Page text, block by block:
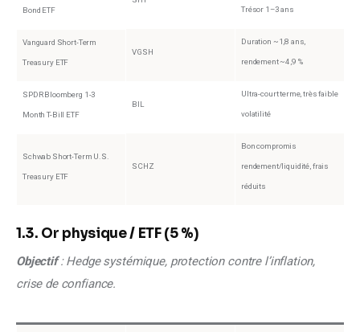
Bond ETF Trésor 1–3 ans
Vanguard Short-Term
Treasury ETF
VGSH
Duration ~1,8 ans,
rendement ~4,9 %
SPDR Bloomberg 1-3
Month T-Bill ETF
BIL
Ultra-court terme, très faible
volatilité
Schwab Short-Term U.S.
Treasury ETF
SCHZ
Bon compromis
rendement/liquidité, frais
réduits
1.3. Or physique / ETF (5 %)
Objectif : Hedge systémique, protection contre l’inflation,
crise de confiance.